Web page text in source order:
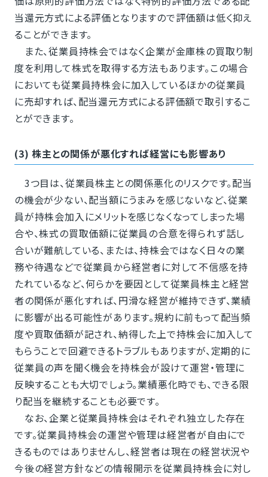
当還元方式による評価となりますので評価額は低く抑え
ることができます。
また、従業員持株会ではなく企業が金庫株の買取り制
度を利用して株式を取得する方法もあります。この場合
においても従業員持株会に加入しているほかの従業員
に売却すれば、配当還元方式による評価額で取引するこ
とができます。
(3) 株主との関係が悪化すれば経営にも影響あり
3つ目は、従業員株主との関係悪化のリスクです。配当
の機会が少ない、配当額にうまみを感じないなど、従業
員が持株会加入にメリットを感じなくなってしまった場
合や、株式の買取価額に従業員の合意を得られず話し
合いが難航している、または、持株会ではなく日々の業
務や待遇などで従業員から経営者に対して不信感を持
たれているなど、何らかを要因として従業員株主と経営
者の関係が悪化すれば、円滑な経営が維持できず、業績
に影響が出る可能性があります。規約に前もって配当頻
度や買取価額が記され、納得した上で持株会に加入して
もらうことで回避できるトラブルもありますが、定期的に
従業員の声を聞く機会を持株会が設けて運営・管理に
反映することも大切でしょう。業績悪化時でも、できる限
り配当を継続することも必要です。
なお、企業と従業員持株会はそれぞれ独立した存在
です。従業員持株会の運営や管理は経営者が自由にで
きるものではありませんし、経営者は現在の経営状況や
今後の経営方針などの情報開示を従業員持株会に対し